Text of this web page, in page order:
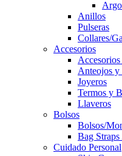
Anillos
Pulseras
Collares/
Accesorios
Anteojos y
Joyeros
Termos y
Llaveros
Bolsos
Bolsos/
Bag
Cuidado Personal